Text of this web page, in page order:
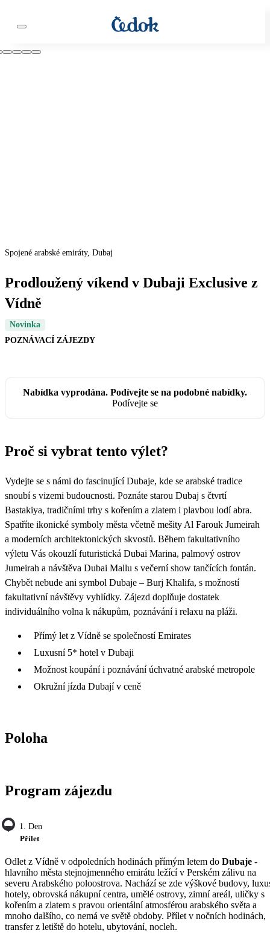
Spojené arabské emiráty, Dubaj
Prodloužený víkend v Dubaji Exclusive z
Vídně
Novinka
POZNÁVACÍ ZÁJEZDY
Nabídka vyprodána. Podívejte se na podobné nabídky.
Podívejte se
Proč si vybrat tento výlet?
Vydejte se s námi do fascinující Dubaje, kde se arabské tradice
snoubí s vizemi budoucnosti. Poznáte starou Dubaj s čtvrtí
Bastakiya, tradičními trhy s kořením a zlatem i plavbou lodí abra.
Spatříte ikonické symboly města včetně mešity Al Farouk Jumeirah
a moderních architektonických skvostů. Během fakultativního
výletu Vás okouzlí futuristická Dubai Marina, palmový ostrov
Jumeirah a návštěva Dubai Mallu s večerní show tančících fontán.
Chybět nebude ani symbol Dubaje – Burj Khalifa, s možností
fakultativní návštěvy vyhlídky. Zájezd doplňuje dostatek
individuálního volna k nákupům, poznávání i relaxu na pláži.
Přímý let z Vídně se společností Emirates
Luxusní 5* hotel v Dubaji
Možnost koupání i poznávání úchvatné arabské metropole
Okružní jízda Dubají v ceně
Poloha
Program zájezdu
1. Den
Přílet
Odlet z Vídně v odpoledních hodinách přímým letem do Dubaje -
hlavního města stejnojmenného emirátu ležící v Perském zálivu na
severu Arabského poloostrova. Nachází se zde výškové budovy,
hotely, obrovská nákupní centra, umělé ostrovy, zimní areál, uličky s
kořením a zlatem s pravou orientální atmosférou arabského světa a
mnoho dalšího, co nemá ve světě obdoby. Přílet v nočních hodinách,
transfer z letiště do hotelu, ubytování, nocleh.